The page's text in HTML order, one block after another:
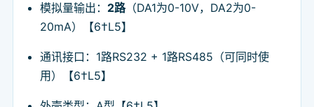
模拟量输出： 2路（DA1为0-10V，DA2为0-
20mA）【6†L5】
通讯接口：1路RS232 + 1路RS485（可同时使
用）【6†L5】